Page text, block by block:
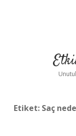
Etiket: Saç